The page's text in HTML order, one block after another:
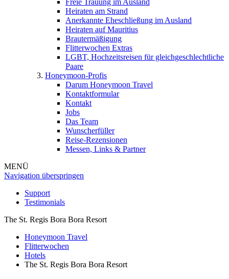
Freie Trauung im Ausland
Heiraten am Strand
Anerkannte Eheschließung im Ausland
Heiraten auf Mauritius
Brautermäßigung
Flitterwochen Extras
LGBT, Hochzeitsreisen für gleichgeschlechtliche
Paare
Honeymoon-Profis
Darum Honeymoon Travel
Kontaktformular
Kontakt
Jobs
Das Team
Wunscherfüller
Reise-Rezensionen
Messen, Links & Partner
MENÜ
Navigation überspringen
Support
Testimonials
The St. Regis Bora Bora Resort
Honeymoon Travel
Flitterwochen
Hotels
The St. Regis Bora Bora Resort